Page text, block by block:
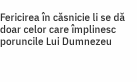
Fericirea în căsnicie li se dă
doar celor care împlinesc
poruncile Lui Dumnezeu